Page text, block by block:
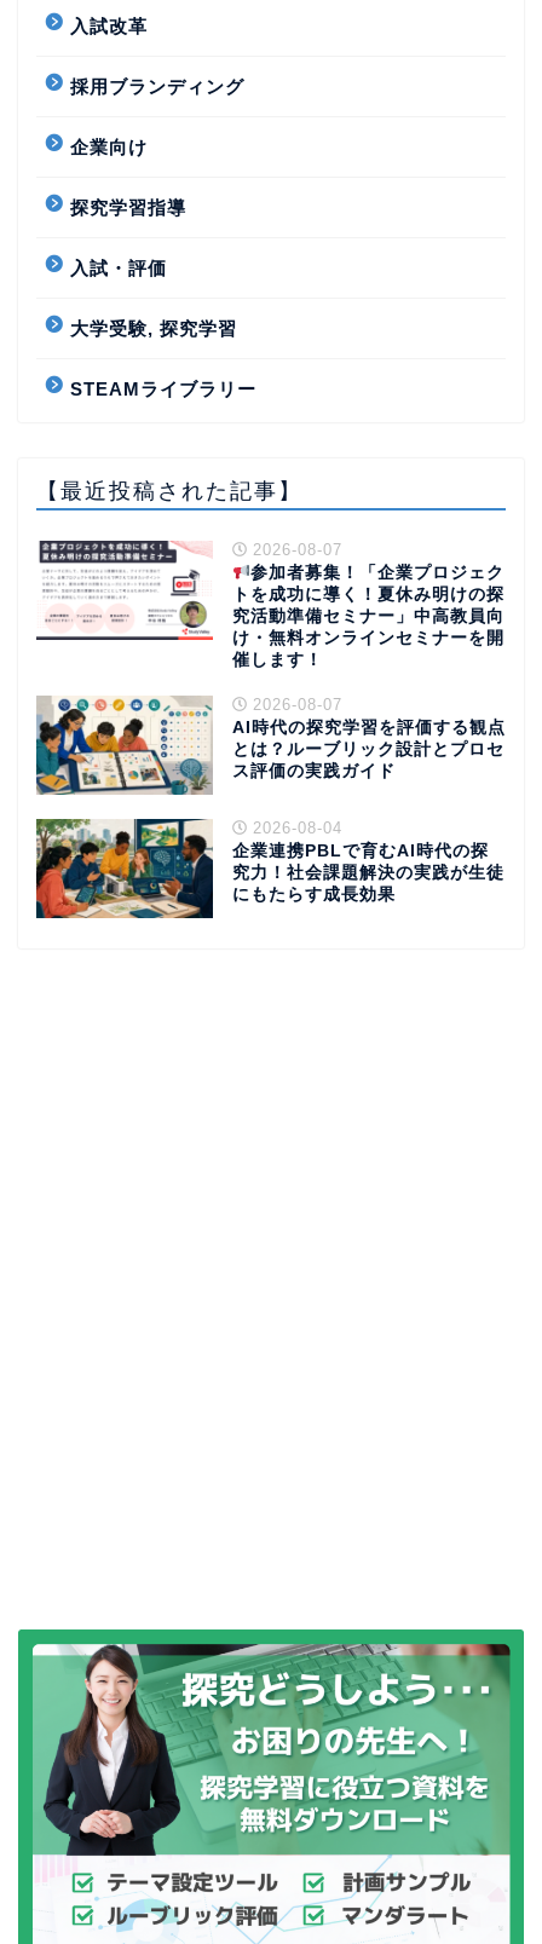
入試改革
採用ブランディング
企業向け
探究学習指導
入試・評価
大学受験, 探究学習
STEAMライブラリー
【最近投稿された記事】
2026-08-07
参加者募集！「企業プロジェク
トを成功に導く！夏休み明けの探
究活動準備セミナー」中高教員向
け・無料オンラインセミナーを開
催します！
2026-08-07
AI時代の探究学習を評価する観点
とは？ルーブリック設計とプロセ
ス評価の実践ガイド
2026-08-04
企業連携PBLで育むAI時代の探
究力！社会課題解決の実践が生徒
にもたらす成長効果